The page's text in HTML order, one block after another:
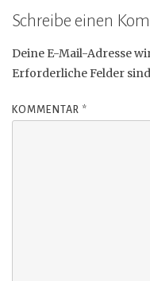
Schreibe einen
Deine E-Mail-Adresse
Erforderliche Felder
KOMMENTAR *